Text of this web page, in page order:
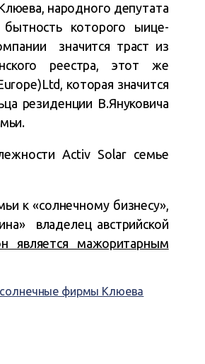
народного депутата
которого ыице-
значится траст из
реестра, этот же
которая значится
резиденции В.Януковича
Activ Solar семье
к «солнечному бизнесу»,
владелец австрийской
является мажоритарным
солнечные фирмы Клюева